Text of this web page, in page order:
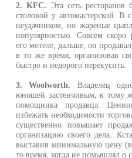
2. KFC. Эта сеть ресторанов
столовой у автомастерской. В
неудачником, но жареные
популярностью. Совсем
его мотеле, дальше, он
в то же время, организовав
быстро и недорого перекусить.
3. Woolworth. Владелец
юношей застенчивым, к тому
помощника продавца.
избежать необходимости
существенно повышает
организацию своего дела.
выставив минимальную цену
то время, когда не помышлял о